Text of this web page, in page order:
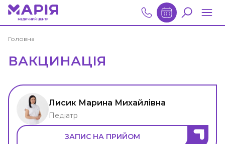
Головна
ВАКЦИНАЦІЯ
Лисик Марина Михайлівна
Педіатр
ЗАПИС НА ПРИЙОМ